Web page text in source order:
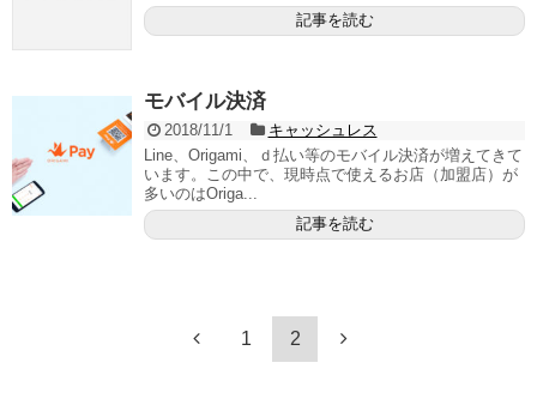
記事を読む
モバイル決済
2018/11/1
キャッシュレス
Line、Origami、ｄ払い等のモバイル決済が増えてきて
います。この中で、現時点で使えるお店（加盟店）が
多いのはOriga...
記事を読む
1 2